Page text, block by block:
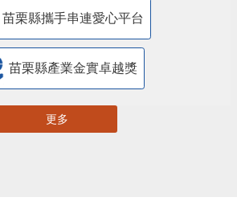
苗栗縣攜手串連愛心平台
苗栗縣產業金實卓越獎
更多